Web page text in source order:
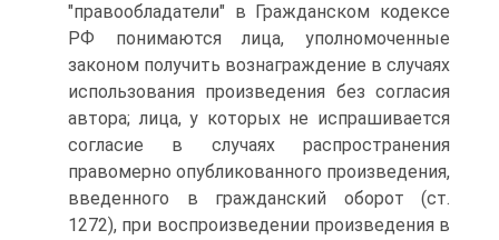
"правообладатели" в Гражданском кодексе
РФ понимаются лица, уполномоченные
законом получить вознаграждение в случаях
использования произведения без согласия
автора; лица, у которых не испрашивается
согласие в случаях распространения
правомерно опубликованного произведения,
введенного в гражданский оборот (ст.
1272), при воспроизведении произведения в